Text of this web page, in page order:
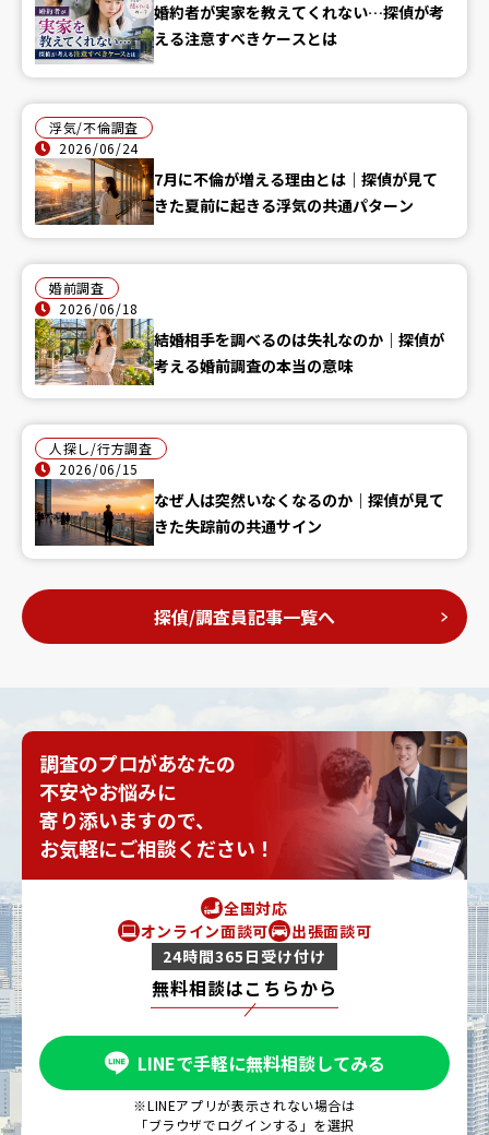
婚約者が実家を教えてくれない…探偵が考
える注意すべきケースとは
浮気/不倫調査
2026/06/24
7月に不倫が増える理由とは｜探偵が見て
きた夏前に起きる浮気の共通パターン
婚前調査
2026/06/18
結婚相手を調べるのは失礼なのか｜探偵が
考える婚前調査の本当の意味
人探し/行方調査
2026/06/15
なぜ人は突然いなくなるのか｜探偵が見て
きた失踪前の共通サイン
探偵/調査員記事一覧へ
調査のプロがあなたの
不安やお悩みに
寄り添いますので、
お気軽にご相談ください！
全国対応
オンライン面談可
出張面談可
24時間365日受け付け
無料相談はこちらから
LINEで手軽に無料相談してみる
※LINEアプリが表示されない場合は
「ブラウザでログインする」を選択